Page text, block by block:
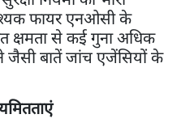
फायर एनओसी के
क्षमता से कई गुना अधिक
जैसी बातें जांच एजेंसियों के